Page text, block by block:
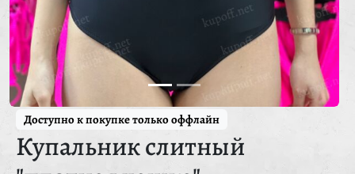
Доступно к покупке только оффлайн
Купальник слитный